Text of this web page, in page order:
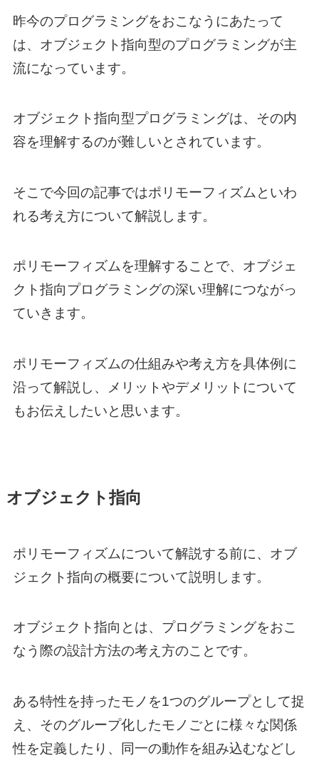
昨今のプログラミングをおこなうにあたって
は、オブジェクト指向型のプログラミングが主
流になっています。
オブジェクト指向型プログラミングは、その内
容を理解するのが難しいとされています。
そこで今回の記事ではポリモーフィズムといわ
れる考え方について解説します。
ポリモーフィズムを理解することで、オブジェ
クト指向プログラミングの深い理解につながっ
ていきます。
ポリモーフィズムの仕組みや考え方を具体例に
沿って解説し、メリットやデメリットについて
もお伝えしたいと思います。
オブジェクト指向
ポリモーフィズムについて解説する前に、オブ
ジェクト指向の概要について説明します。
オブジェクト指向とは、プログラミングをおこ
なう際の設計方法の考え方のことです。
ある特性を持ったモノを1つのグループとして捉
え、そのグループ化したモノごとに様々な関係
性を定義したり、同一の動作を組み込むなどし